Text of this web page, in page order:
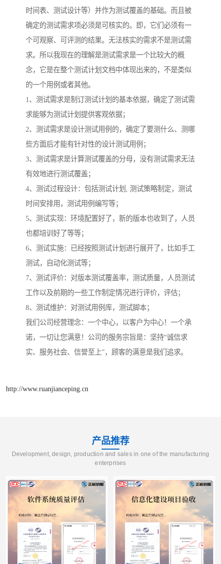
时间表、测试设计等）并作为测试覆盖的基础。而且被
确定的测试需求项必须是可核实的。即，它们必须有一
个可观察、可评测的结果。无法核实的需求不是测试需
求。所以我现在的理解是测试需求是一个比较大的概
念，它是在整个测试计划文档中体现出来的，不是类似
的一个用例或者其他。
1、测试需求是制订测试计划的基本依据，确定了测试需
求能够为测试计划提供客观依据；
2、测试需求是设计测试用例的，确定了要测什么、测哪
些方面后才能有针对性的设计测试用例；
3、测试需求是计算测试覆盖的分母，没有测试需求无法
有效地进行测试覆盖；
4、测试过程设计：包括测试计划, 测试策略制定，测试
时间安排用，测试用例编写等；
5、测试实现：环境配置好了，新的版本也收到了，人员
也都培训好了等等；
6、测试实施：已经按照测试计划进行展开了，比如手工
测试，自动化测试等；
7、测试评价：对版本测试覆盖率，测试质量，人员测试
工作以及前期的一些工作制定情况进行评价，评估；
8、测试维护：对测试用例库，测试脚本；
我们公司经营理念：一个中心，以客户为中心！一个承
诺，一切让您满意！公司的服务宗旨是：坚持“诚信求
实、服务社会、信誉至上”，顾客的满意是我们追求。
http://www.ruanjianceping.cn
产品推荐
Development, design, production and sales in one of the manufacturing
enterprises